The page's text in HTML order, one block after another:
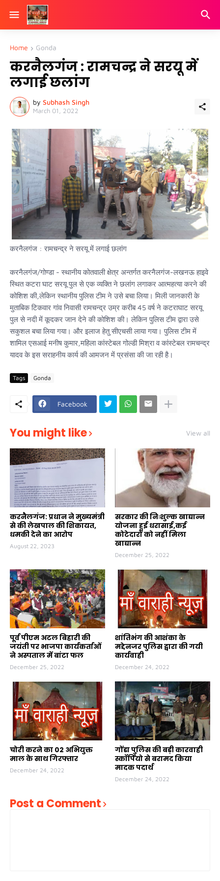
Home Gonda
करनैलगंज : रामचन्द्र ने सरयू में
लगाई छलांग
by Subhash Singh
March 01, 2022
करनैलगंज : रामचन्द्र ने सरयू में लगाई छलांग
करनैलगंज/गोण्डा - स्थानीय कोतवाली क्षेत्र अन्तर्गत करनैलगंज-लखनऊ हाइवे
स्थित कटरा घाट सरयू पुल से एक व्यक्ति ने छलांग लगाकर आत्महत्या करने की
कोशिश की,लेकिन स्थानीय पुलिस टीम ने उसे बचा लिया। मिली जानकारी के
मुताबिक टिकवार गांव निवासी रामचन्द्र उम्र करीब 45 वर्ष ने कटराघाट सरयू
पुल से नदी में कूदकर जान देने की कोशिश की। लेकिन पुलिस टीम द्वारा उसे
सकुशल बचा लिया गया। और इलाज हेतु सीएचसी लाया गया। पुलिस टीम में
शामिल एसआई मनीष कुमार,महिला कांस्टेबल गोल्डी मिश्रा व कांस्टेबल रामचन्द्र
यादव के इस सराहनीय कार्य की आमजन में प्रसंसा की जा रही है।
Tags Gonda
Facebook
You might like View all
करनैलगंज: प्रधान ने मुख्यमंत्री
से की लेखपाल की शिकायत,
धमकी देने का आरोप
August 22, 2023
सरकार की निःशुल्क खाद्यान्न
योजना हुई धरासाई,कई
कोटेदारों को नहीं मिला
खाद्यान्न
December 25, 2022
पूर्व पीएम अटल बिहारी की
जयंती पर भाजपा कार्यकर्ताओं
ने अस्पताल में बांटा फल
December 25, 2022
शांतिभंग की आशंका के
मद्देनजर पुलिस द्वारा की गयी
कार्यवाही
December 24, 2022
चोरी करने का 02 अभियुक्त
माल के साथ गिरफ्तार
December 24, 2022
गोंडा पुलिस की बड़ी कारवाही
स्कॉर्पियो से बरामद किया
मादक पदार्थ
December 24, 2022
Post a Comment